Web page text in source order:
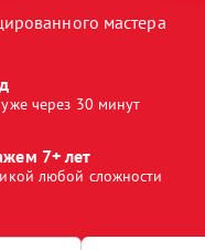
мастера
через 30 минут
7+ лет
любой сложности